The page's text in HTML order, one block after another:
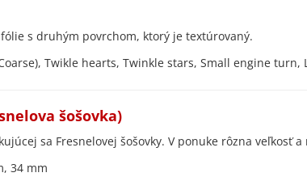
s druhým povrchom, ktorý je textúrovaný.
Twikle hearts, Twinkle stars, Small engine turn,
lens
sa Fresnelovej šošovky. V ponuke rôzna veľkosť
34 mm